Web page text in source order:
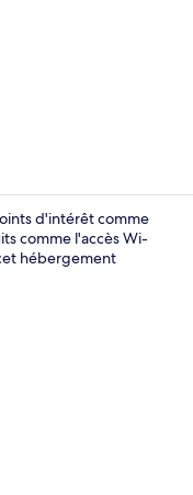
d'intérêt comme
comme l'accès Wi-
hébergement